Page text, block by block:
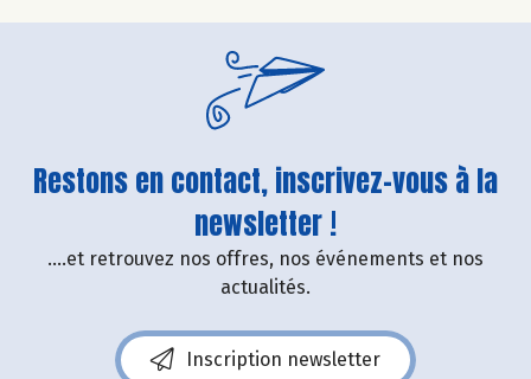
Restons en contact, inscrivez-vous à la
newsletter !
....et retrouvez nos offres, nos événements et nos
actualités.
Inscription newsletter